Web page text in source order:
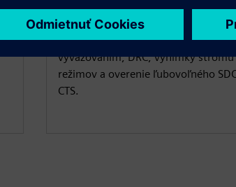
Poskytuje možnosti kontroly
naprieč energetickými doménami,
vyvažovaním, DRC, výnimky
režimov a overenie ľubovoľného
CTS.